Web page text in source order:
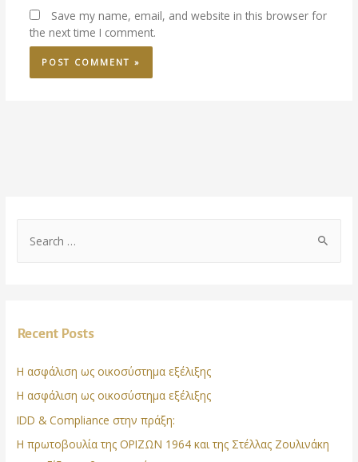
Save my name, email, and website in this browser for
the next time I comment.
Recent Posts
Η ασφάλιση ως οικοσύστημα εξέλιξης
Η ασφάλιση ως οικοσύστημα εξέλιξης
IDD & Compliance στην πράξη:
Η πρωτοβουλία της ΟΡΙΖΩΝ 1964 και της Στέλλας Ζουλινάκη